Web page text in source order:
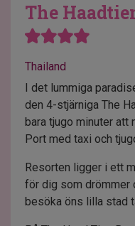
The
Thailand
I det lummiga
den 4-stjärniga The
bara tjugo minuter att
Port med taxi och
Resorten ligger i ett
för dig som drömmer
besöka öns lilla stad